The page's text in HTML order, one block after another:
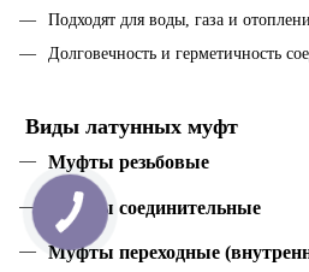
Подходят для воды, газа и
Долговечность и герметичность
Виды латунных муфт
Муфты резьбовые
Муфты соединительные
Муфты переходные